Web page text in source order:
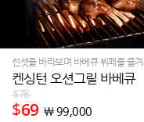
선셋을 바라보며 바베큐 뷔페를 즐
켄싱턴 오션그릴 바베큐
$78
$69 ￦99,000